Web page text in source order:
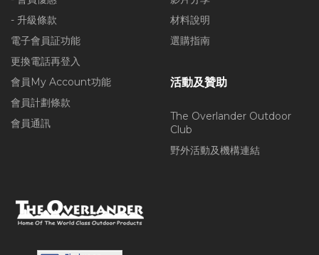
- 升級條款
電子會員証功能
更換電話再登入
會員My Account功能
會員計劃條款
會員通訊
材料說明
選購指南
活動及贊助
The Overlander Outdoor
Club
野外活動及機構連結